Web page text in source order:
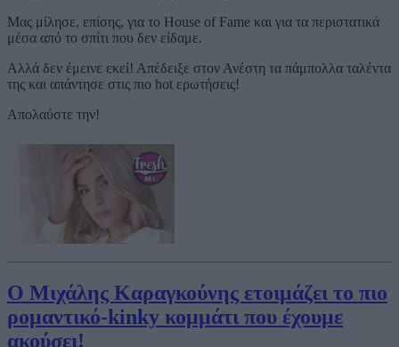
Μας μίλησε, επίσης, για το House of Fame και για τα περιστατικά
μέσα από το σπίτι που δεν είδαμε.
Αλλά δεν έμεινε εκεί! Απέδειξε στον Ανέστη τα πάμπολλα ταλέντα
της και απάντησε στις πιο hot ερωτήσεις!
Απολαύστε την!
Ο Μιχάλης Καραγκούνης ετοιμάζει το πιο
ρομαντικό-kinky κομμάτι που έχουμε
ακούσει!